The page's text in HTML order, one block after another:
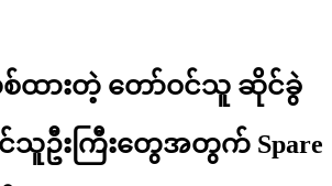
စ်ထားတဲ့ တော်ဝင်သူ ဆိုင်ခွဲ
သူဦးကြီးတွေအတွက် Spare